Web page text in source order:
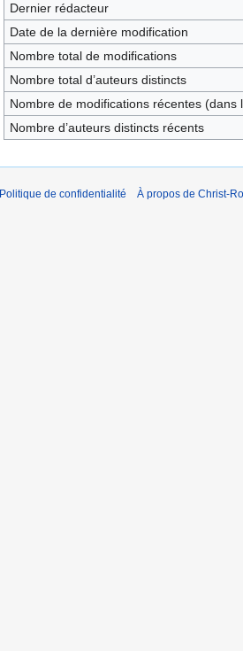
Dernier rédacteur
Date de la dernière modification
Nombre total de modifications
Nombre total d’auteurs distincts
Nombre de modifications récentes (dans
Nombre d’auteurs distincts récents
Politique de confidentialité À propos de Christ-